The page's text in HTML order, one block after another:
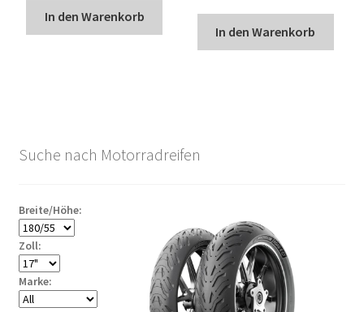
In den Warenkorb
In den Warenkorb
Suche nach Motorradreifen
Breite/Höhe:
Zoll:
Marke: